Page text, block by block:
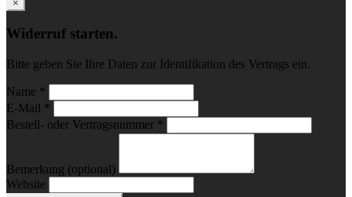
×
Widerruf starten.
Bitte geben Sie Ihre Daten zur Identifikation des Vertrags ein.
Name *
E-Mail *
Bestell- oder Vertragsnummer *
Bemerkung (optional)
Website